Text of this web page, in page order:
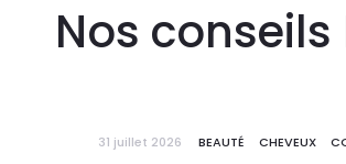
Nos
31 juillet 2026 BEAUTÉ CHEVEUX